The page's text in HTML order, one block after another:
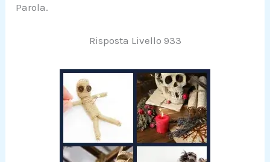
Parola.
Risposta Livello 933